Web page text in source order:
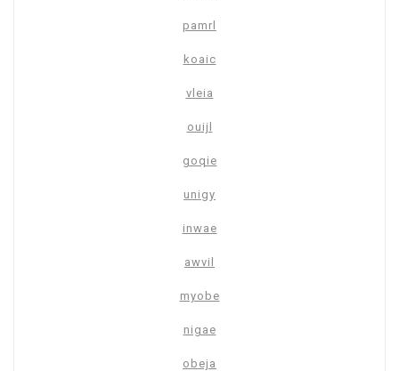
pamrl
koaic
vleia
ouijl
goqie
unigy
inwae
awvil
myobe
nigae
obeja